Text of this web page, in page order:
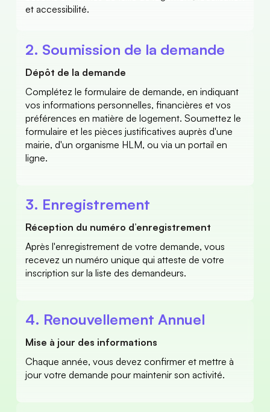
et accessibilité.
2. Soumission de la demande
Dépôt de la demande
Complétez le formulaire de demande, en indiquant
vos informations personnelles, financières et vos
préférences en matière de logement. Soumettez le
formulaire et les pièces justificatives auprès d'une
mairie, d'un organisme HLM, ou via un portail en
ligne.
3. Enregistrement
Réception du numéro d’enregistrement
Après l'enregistrement de votre demande, vous
recevez un numéro unique qui atteste de votre
inscription sur la liste des demandeurs.
4. Renouvellement Annuel
Mise à jour des informations
Chaque année, vous devez confirmer et mettre à
jour votre demande pour maintenir son activité.